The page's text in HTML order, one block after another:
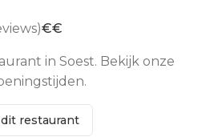
€€
in Soest. Bekijk onze
dit restaurant